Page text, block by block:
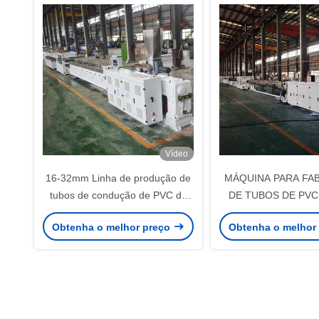
Vídeo
16-32mm Linha de produção de
tubos de condução de PVC de
quatro fios com 10 cavidades
Máquina de tocar e máquina de
Obtenha o melhor preço
MÁQUINA PARA
DE TUBOS DE PVC
VELOCIDADE
HYPET, Linha de
Obtenha o melhor